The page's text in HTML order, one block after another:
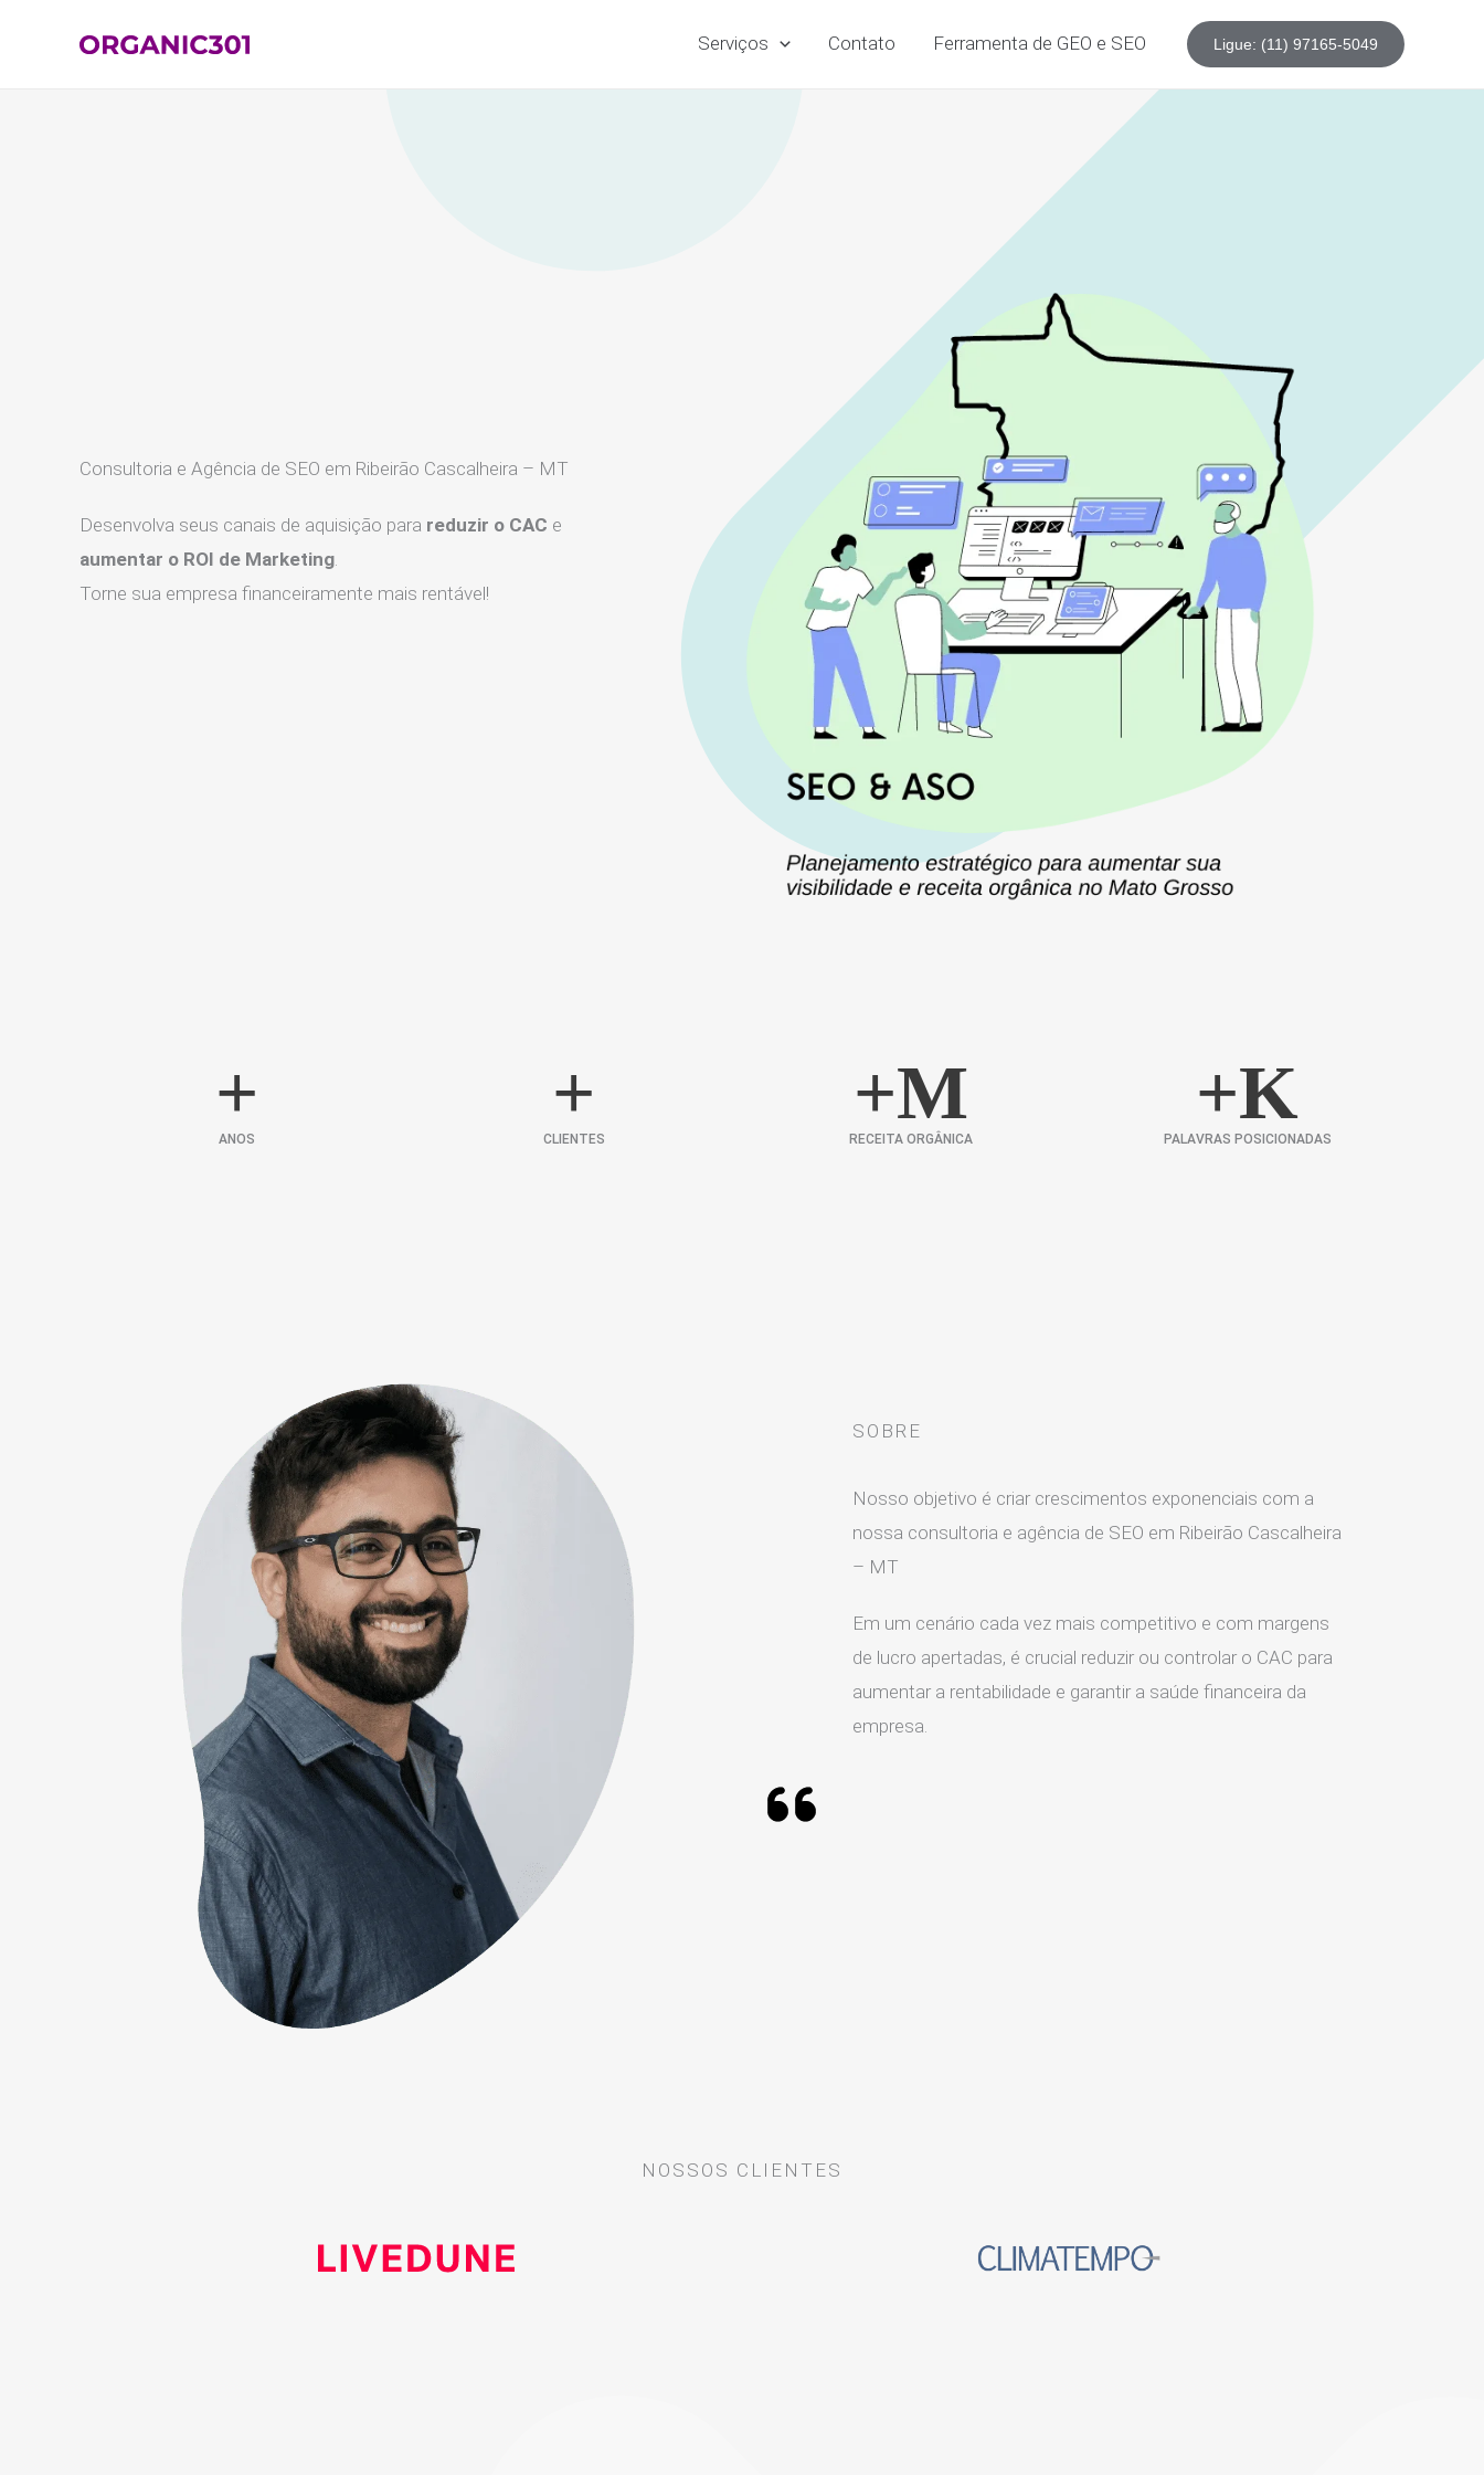
Serviços Contato Ferramenta de GEO e SEO Ligue: (11) 97165-5049
Consultoria e Agência de SEO em Ribeirão Cascalheira – MT
Desenvolva seus canais de aquisição para reduzir o CAC e
aumentar o ROI de Marketing.
Torne sua empresa financeiramente mais rentável!
+
ANOS
+
CLIENTES
+M
RECEITA ORGÂNICA
+K
PALAVRAS POSICIONADAS
SOBRE
Nosso objetivo é criar crescimentos exponenciais com a
nossa consultoria e agência de SEO em Ribeirão Cascalheira
– MT
Em um cenário cada vez mais competitivo e com margens
de lucro apertadas, é crucial reduzir ou controlar o CAC para
aumentar a rentabilidade e garantir a saúde financeira da
empresa.
NOSSOS CLIENTES